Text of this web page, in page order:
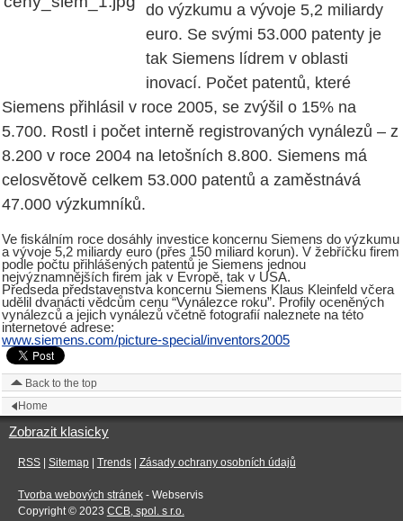
do výzkumu a vývoje 5,2 miliardy
euro. Se svými 53.000 patenty je
tak Siemens lídrem v oblasti
inovací. Počet patentů, které
Siemens přihlásil v roce 2005, se zvýšil o 15% na
5.700. Rostl i počet interně registrovaných vynálezů – z
8.200 v roce 2004 na letošních 8.800. Siemens má
celosvětově celkem 53.000 patentů a zaměstnává
47.000 výzkumníků.
Ve fiskálním roce dosáhly investice koncernu Siemens do výzkumu
a vývoje 5,2 miliardy euro (přes 150 miliard korun). V žebříčku firem
podle počtu přihlášených patentů je Siemens jednou
nejvýznamnějších firem jak v Evropě, tak v USA.
Předseda představenstva koncernu Siemens Klaus Kleinfeld včera
udělil dvanácti vědcům cenu “Vynálezce roku”. Profily oceněných
vynálezců a jejich vynálezů včetně fotografií naleznete na této
internetové adrese:
www.siemens.com/picture-special/inventors2005
Back to the top
Home
Zobrazit klasicky
RSS| Sitemap| Trends| Zásady ochrany osobních údajů
Tvorba webových stránek- Webservis
Copyright © 2023 CCB, spol. s r.o.